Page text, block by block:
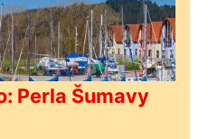
Perla Šumavy